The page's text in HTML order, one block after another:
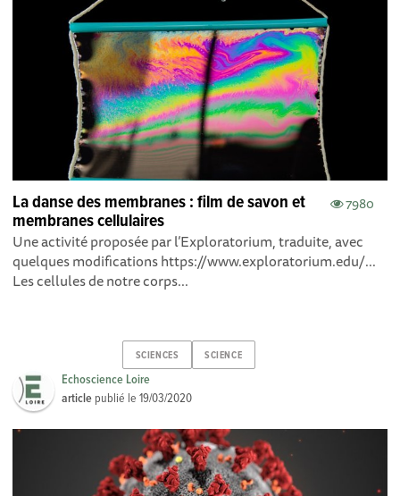
7980
La danse des membranes : film de savon et
membranes cellulaires
Une activité proposée par l’Exploratorium, traduite, avec
quelques modifications https://www.exploratorium.edu/...
Les cellules de notre corps...
SCIENCES SCIENCE
Echoscience Loire
article publié le19/03/2020